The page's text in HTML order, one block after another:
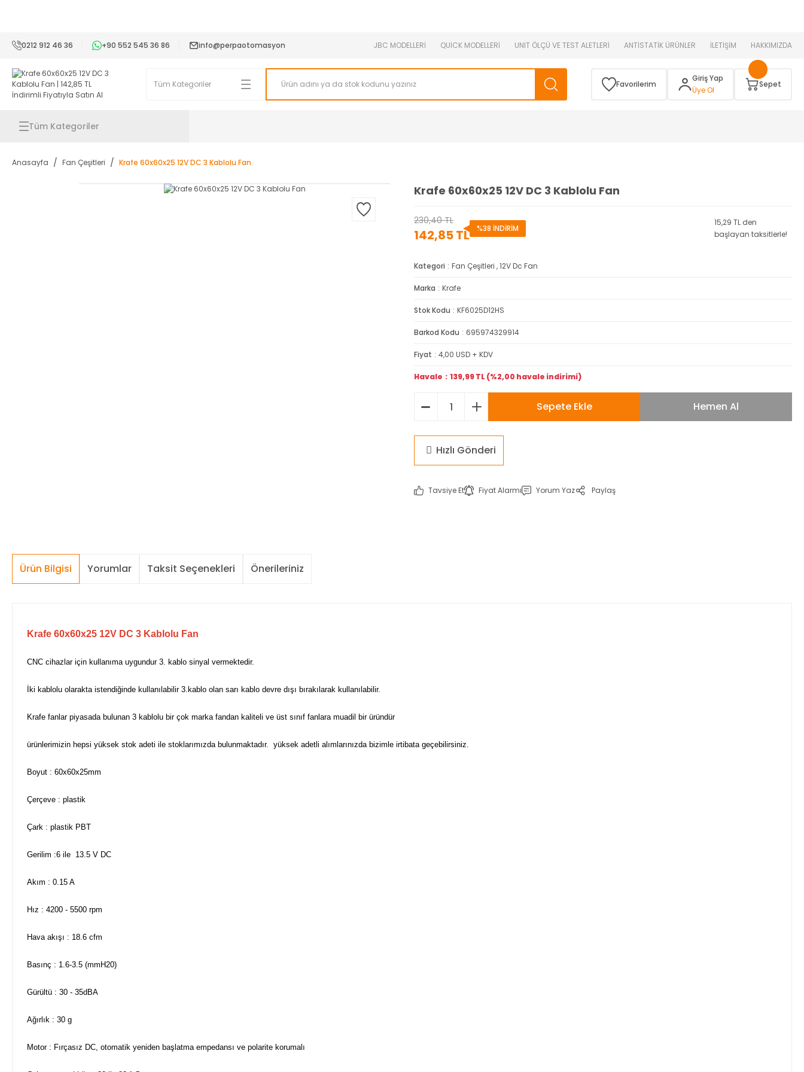
0212 912 46 36 +90 552 545 36 86 info@perpaotomasyon JBC MODELLERİ QUİCK MODELLERİ UNIT ÖLÇÜ VE TEST ALETLERİ ANTİSTATİK ÜRÜNLER İLETİŞİM HAKKIMIZDA
Favorilerim
Giriş Yap
Üye Ol
Sepet
Tüm Kategoriler
Anasayfa Fan Çeşitleri Krafe 60x60x25 12V DC 3 Kablolu Fan
Krafe 60x60x25 12V DC 3 Kablolu Fan
230,40 TL
142,85 TL %38 İNDİRİM
15,29 TL den
başlayan taksitlerle!
Kategori Fan Çeşitleri ,12V Dc Fan
Marka Krafe
Stok Kodu KF6025D12HS
Barkod Kodu 695974329914
Fiyat 4,00 USD + KDV
Havale 139,99 TL (%2,00 havale indirimi)
Sepete Ekle Hemen Al
Hızlı Gönderi
Tavsiye Et Fiyat Alarmı Yorum Yaz Paylaş
Ürün Bilgisi Yorumlar Taksit Seçenekleri Önerileriniz
Krafe 60x60x25 12V DC 3 Kablolu Fan
CNC cihazlar için kullanıma uygundur 3. kablo sinyal vermektedir.
İki kablolu olarakta istendiğinde kullanılabilir 3.kablo olan sarı kablo devre dışı bırakılarak kullanılabilir.
Krafe fanlar piyasada bulunan 3 kablolu bir çok marka fandan kaliteli ve üst sınıf fanlara muadil bir üründür
ürünlerimizin hepsi yüksek stok adeti ile stoklarımızda bulunmaktadır. yüksek adetli alımlarınızda bizimle irtibata geçebilirsiniz.
Boyut : 60x60x25mm
Çerçeve : plastik
Çark : plastik PBT
Gerilim :6 ile 13.5 V DC
Akım : 0.15 A
Hız : 4200 - 5500 rpm
Hava akışı : 18.6 cfm
Basınç : 1.6-3.5 (mmH20)
Gürültü : 30 - 35dBA
Ağırlık : 30 g
Motor : Fırçasız DC, otomatik yeniden başlatma empedansı ve polarite korumalı